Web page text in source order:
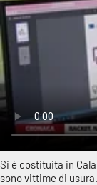
Attualità
Economia e
Italia Mondo
Sanità
Sport
Si è costituita in
sono vittime di